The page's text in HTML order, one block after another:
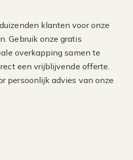
klanten voor onze
Gebruik onze gratis
overkapping samen te
een vrijblijvende offerte.
persoonlijk advies van onze